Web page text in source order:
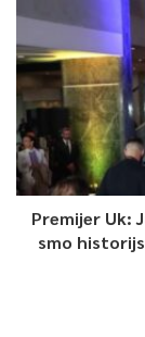
Nakon završene
nadležnost
Premijer Uk:
smo